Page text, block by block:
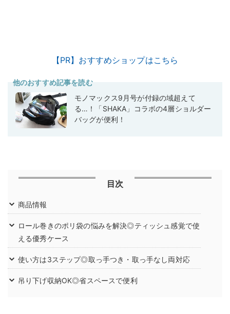
【PR】おすすめショップはこちら
他のおすすめ記事を読む
モノマックス9月号が付録の域超えて
る…！「SHAKA」コラボの4層ショルダー
バッグが便利！
目次
商品情報
ロール巻きのポリ袋の悩みを解決◎ティッシュ感覚で使
える優秀ケース
使い方は3ステップ◎取っ手つき・取っ手なし両対応
吊り下げ収納OK◎省スペースで便利